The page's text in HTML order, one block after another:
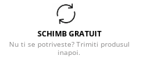
SCHIMB GRATUIT
Nu ti se potriveste? Trimiti produsul
inapoi.